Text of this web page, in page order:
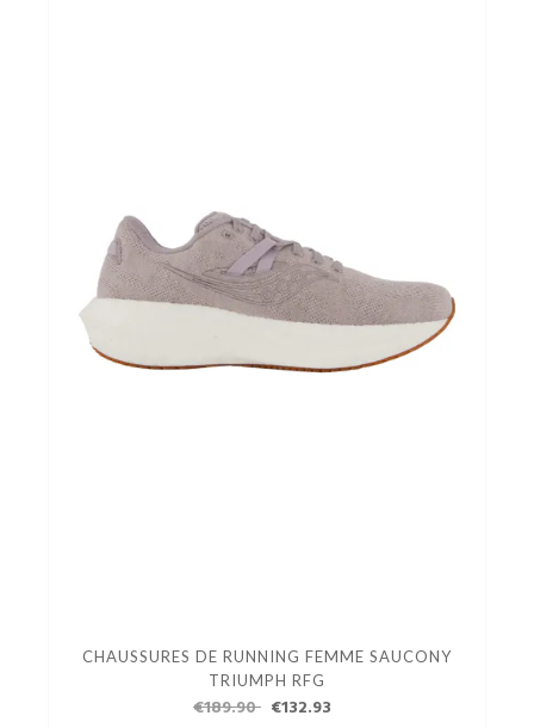
CHAUSSURES DE RUNNING FEMME SAUCONY
TRIUMPH RFG
€189.90 €132.93